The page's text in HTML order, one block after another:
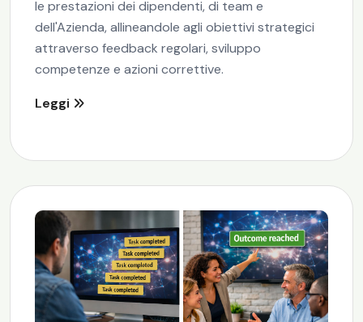
le prestazioni dei dipendenti, di team e
dell'Azienda, allineandole agli obiettivi strategici
attraverso feedback regolari, sviluppo
competenze e azioni correttive.
Leggi